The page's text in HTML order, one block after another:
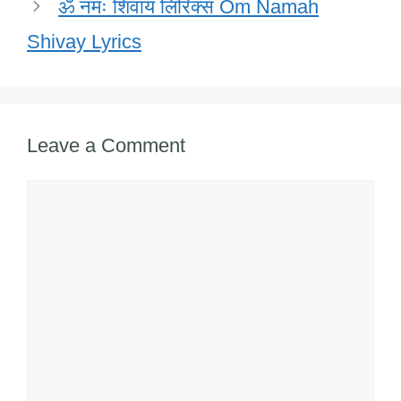
ॐ नमः शिवाय लिरिक्स Om Namah
Shivay Lyrics
Leave a Comment